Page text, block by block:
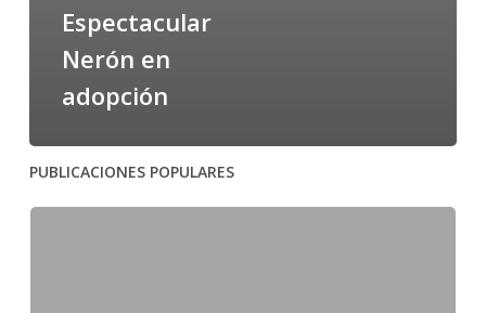
Espectacular
Nerón en
adopción
PUBLICACIONES POPULARES